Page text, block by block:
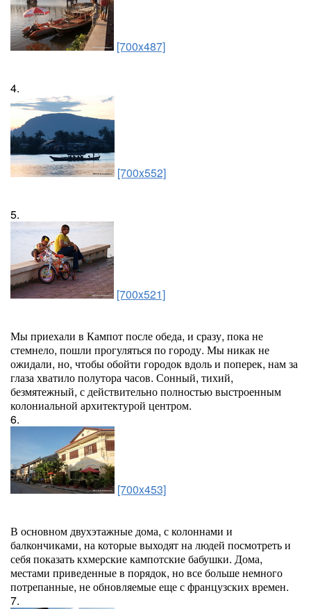
[700x487]
4.
[700x552]
5.
[700x521]
Мы приехали в Кампот после обеда, и сразу, пока не
стемнело, пошли прогуляться по городу. Мы никак не
ожидали, но, чтобы обойти городок вдоль и поперек, нам за
глаза хватило полутора часов. Сонный, тихий,
безмятежный, с действительно полностью выстроенным
колониальной архитектурой центром.
6.
[700x453]
В основном двухэтажные дома, с колоннами и
балкончиками, на которые выходят на людей посмотреть и
себя показать кхмерские кампотские бабушки. Дома,
местами приведенные в порядок, но все больше немного
потрепанные, не обновляемые еще с французских времен.
7.